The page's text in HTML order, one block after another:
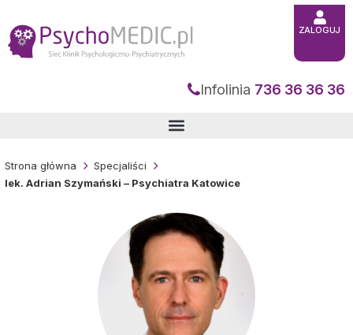
treści
Infolinia 736 36 36 36
ZALOGUJ
Strona główna
Specjaliści
lek. Adrian Szymański – Psychiatra Katowice